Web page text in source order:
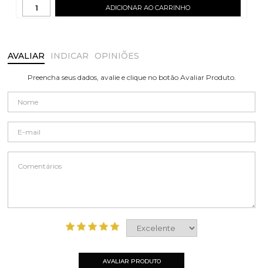
ADICIONAR AO CARRINHO
AVALIAR INDICAR OPINIÕES
Preencha seus dados, avalie e clique no botão Avaliar Produto.
AVALIAR PRODUTO